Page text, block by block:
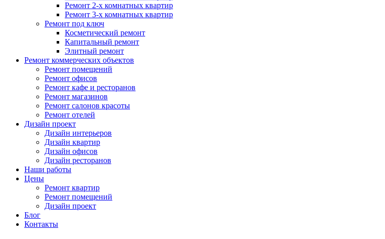
Ремонт 2-х комнатных квартир
Ремонт 3-х комнатных квартир
Ремонт под ключ
Косметический ремонт
Капитальный ремонт
Элитный ремонт
Ремонт коммерческих объектов
Ремонт помещений
Ремонт офисов
Ремонт кафе и ресторанов
Ремонт магазинов
Ремонт салонов красоты
Ремонт отелей
Дизайн проект
Дизайн интерьеров
Дизайн квартир
Дизайн офисов
Дизайн ресторанов
Наши работы
Цены
Ремонт квартир
Ремонт помещений
Дизайн проект
Блог
Контакты